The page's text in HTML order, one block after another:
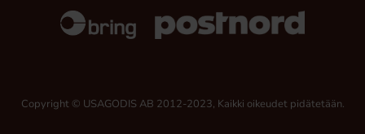
Copyright © USAGODIS AB 2012-2023, Kaikki oikeudet pidätetään.